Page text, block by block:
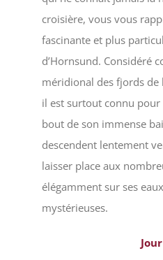
croisière, vous vous
fascinante et plus
d’Hornsund. Considéré
méridional des fjords de
il est surtout connu pour
bout de son immense
descendent lentement
laisser place aux
élégamment sur ses
mystérieuses.